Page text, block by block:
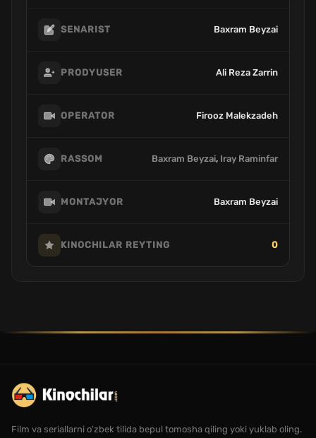
SENARIST Baxram Beyzai
PRODYUSER Ali Reza Zarrin
OPERATOR Firooz Malekzadeh
RASSOM Baxram Beyzai, Iray Raminfar
MONTAJYOR Baxram Beyzai
KINOCHILAR REYTING 0
Film va seriallarni o'zbek tilida bepul tomosha qiling yoki yuklab oling.